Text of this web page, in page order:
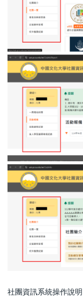
社團資訊系統操作說明